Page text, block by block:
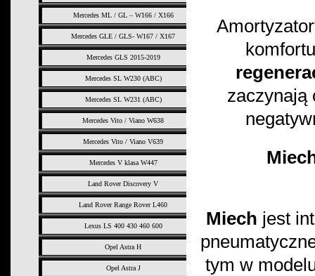
Mercedes ML / GL – W166 / X166
Mercedes GLE / GLS- W167 / X167
Mercedes GLS 2015-2019
Mercedes SL W230 (ABC)
Mercedes SL W231 (ABC)
Mercedes Vito / Viano W638
Mercedes Vito / Viano V639
Mercedes V klasa W447
Land Rover Discovery V
Land Rover Range Rover L460
Lexus LS 400 430 460 600
Opel Astra H
Opel Astra J
zaczynają
Miech jest
tym w